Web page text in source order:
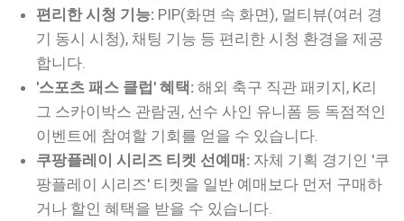
편리한 시청 기능: PIP(화면 속 화면), 멀티뷰(여러 경
기 동시 시청), 채팅 기능 등 편리한 시청 환경을 제공
합니다.
'스포츠 패스 클럽' 혜택: 해외 축구 직관 패키지, K리
그 스카이박스 관람권, 선수 사인 유니폼 등 독점적인
이벤트에 참여할 기회를 얻을 수 있습니다.
쿠팡플레이 시리즈 티켓 선예매: 자체 기획 경기인 '쿠
팡플레이 시리즈' 티켓을 일반 예매보다 먼저 구매하
거나 할인 혜택을 받을 수 있습니다.